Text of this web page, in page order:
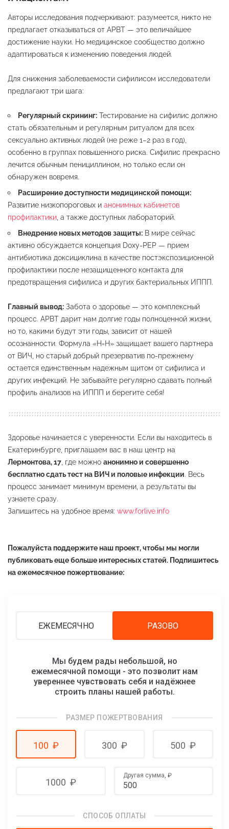
Авторы исследования подчеркивают: разумеется, никто не
предлагает отказываться от АРВТ — это величайшее
достижение науки. Но медицинское сообщество должно
адаптироваться к изменению поведения людей.
Для снижения заболеваемости сифилисом исследователи
предлагают три шага:
Регулярный скрининг: Тестирование на сифилис должно
стать обязательным и регулярным ритуалом для всех
сексуально активных людей (не реже 1–2 раз в год),
особенно в группах повышенного риска. Сифилис прекрасно
лечится обычным пенициллином, но только если он
обнаружен вовремя.
Расширение доступности медицинской помощи:
Развитие низкопороговых и анонимных кабинетов
профилактики , а также доступных лабораторий.
Внедрение новых методов защиты: В мире сейчас
активно обсуждается концепция Doxy-PEP — прием
антибиотика доксициклина в качестве постэкспозиционной
профилактики после незащищенного контакта для
предотвращения сифилиса и других бактериальных ИППП.
Главный вывод: Забота о здоровье — это комплексный
процесс. АРВТ дарит нам долгие годы полноценной жизни,
но то, какими будут эти годы, зависит от нашей
осознанности. Формула «Н=Н» защищает вашего партнера
от ВИЧ, но старый добрый презерватив по-прежнему
остается единственным надежным щитом от сифилиса и
других инфекций. Не забывайте регулярно сдавать полный
профиль анализов на ИППП и берегите себя!
Здоровье начинается с уверенности. Если вы находитесь в
Екатеринбурге, приглашаем вас в наш центр на
Лермонтова, 17 , где можно анонимно и совершенно
бесплатно сдать тест на ВИЧ и половые инфекции. Весь
процесс занимает минимум времени, а результаты вы
узнаете сразу.
Запишитесь на удобное время: www.forlive.info
Пожалуйста поддержите наш проект, чтобы мы могли
публиковать еще больше интересных статей. Подпишитесь
на ежемесячное пожертвование:
ЕЖЕМЕСЯЧНО РАЗОВО
Мы будем рады небольшой, но
ежемесячной помощи - это позволит нам
увереннее чувствовать себя и надёжнее
строить планы нашей работы.
РАЗМЕР ПОЖЕРТВОВАНИЯ
100 ₽ 300 ₽ 500 ₽
1000 ₽
Другая сумма, ₽
СПОСОБ ОПЛАТЫ